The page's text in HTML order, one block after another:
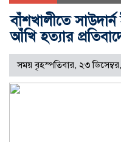
বাঁশখালীতে
আঁখি হত্যার
সময় বৃহস্পতিবার, ২৩